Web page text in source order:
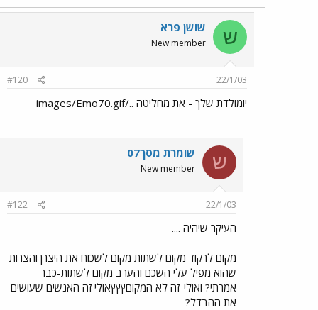
ש שושן פרא
New member
22/1/03
#120
יומולדת שלך - את מחליטה ../images/Emo70.gif
ש שומרת מסך07
New member
22/1/03
#122
העיקר שיהיה ....
מקום לרקוד מקום לשתות מקום לשכוח את היצרן והצרות
שהוא מפיל עלי השכם והערב מקום לשתות-כבר
אמרתי? ואולי-זה לא המקוםץץץאולי זה האנשים שעושים
את ההבדל?